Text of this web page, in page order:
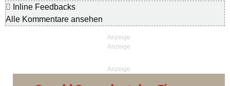
Inline Feedbacks
Alle Kommentare ansehen
Anzeige